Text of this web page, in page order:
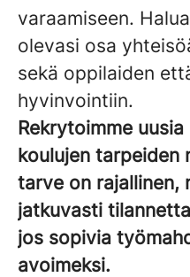
varaamiseen.
olevasi osa
sekä oppilaiden
hyvinvointiin.
Rekrytoimme
koulujen tarpeiden
tarve on rajallinen,
jatkuvasti
jos sopivia
avoimeksi.